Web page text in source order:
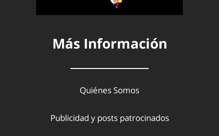
Más Información
Quiénes Somos
Publicidad y posts patrocinados